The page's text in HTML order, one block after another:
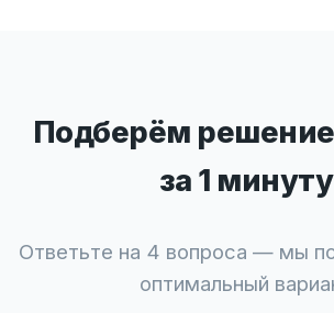
Подберём
за 1 минуту
Ответьте на 4 вопроса — мы
оптимальный